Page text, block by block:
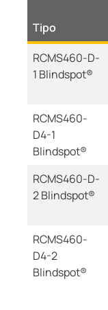
Tipo
RCMS460-D-
1 Blindspot®
RCMS460-
D4-1
Blindspot®
RCMS460-D-
2 Blindspot®
RCMS460-
D4-2
Blindspot®